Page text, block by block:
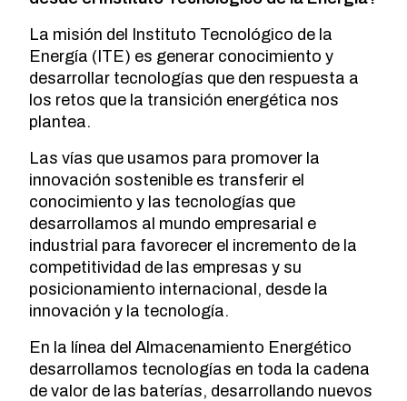
La misión del Instituto Tecnológico de la
Energía (ITE) es generar conocimiento y
desarrollar tecnologías que den respuesta a
los retos que la transición energética nos
plantea.
Las vías que usamos para promover la
innovación sostenible es transferir el
conocimiento y las tecnologías que
desarrollamos al mundo empresarial e
industrial para favorecer el incremento de la
competitividad de las empresas y su
posicionamiento internacional, desde la
innovación y la tecnología.
En la línea del Almacenamiento Energético
desarrollamos tecnologías en toda la cadena
de valor de las baterías, desarrollando nuevos